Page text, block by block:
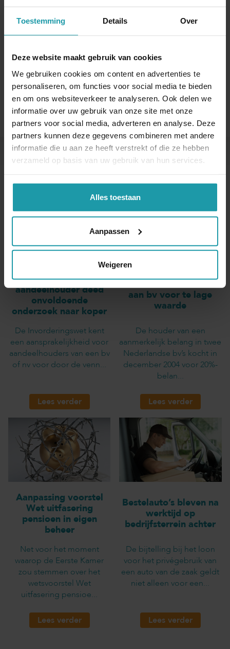
Toestemming Details Over
Deze website maakt gebruik van cookies
We gebruiken cookies om content en advertenties te
personaliseren, om functies voor social media te bieden
en om ons websiteverkeer te analyseren. Ook delen we
informatie over uw gebruik van onze site met onze
partners voor social media, adverteren en analyse. Deze
partners kunnen deze gegevens combineren met andere
informatie die u aan ze heeft verstrekt of die ze hebben
verzameld op basis van uw gebruik van hun services.
Alles toestaan
Aanpassen
Weigeren
Naam*
Andere interessante artikelen
Verkopende
aandeelhouder deed
onvoldoende
onderzoek naar koper
De Invorderingswet kent
een aansprakelijkheid voor
aandeelhouders van een bv
of nv voor door de venn...
Lees verder
Overdracht aandelen
aan bv voor te lage
waarde
De houder van een
aanmerkelijk belang in twee
Nederlandse bv’s kocht in
december 2004 voor 20%-
belan...
Lees verder
Aanpassing voorstel
Wet uitfasering
pensioen in eigen
beheer
Net voor het moment
waarop de Eerste Kamer
zou stemmen over het
wetsvoorstel Wet
uitfasering pensioe...
Lees verder
Bestelauto’s bleven na
werktijd op
bedrijfsterrein achter
De bijtelling bij het loon
voor het privégebruik van
een auto van de zaak geldt
niet alleen voor een...
Lees verder